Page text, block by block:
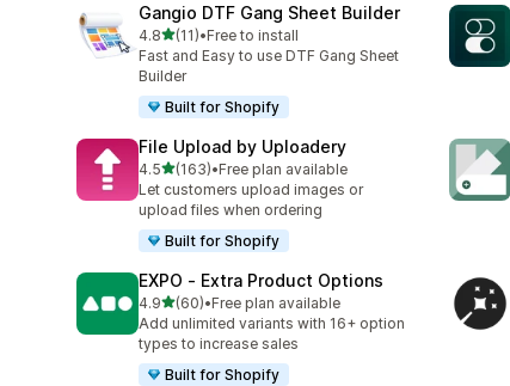
Gangio DTF Gang Sheet Builder
4.8滿分 5 顆星
(11)
共有 11 則評價
•Free to install
Fast and Easy to use DTF Gang Sheet
Builder
Built for Shopify
File Upload by Uploadery
4.5滿分 5 顆星
(163)
共有 163 則評價
•Free plan available
Let customers upload images or
upload files when ordering
Built for Shopify
EXPO ‑ Extra Product Options
4.9滿分 5 顆星
(60)
共有 60 則評價
•Free plan available
Add unlimited variants with 16+ option
types to increase sales
Built for Shopify